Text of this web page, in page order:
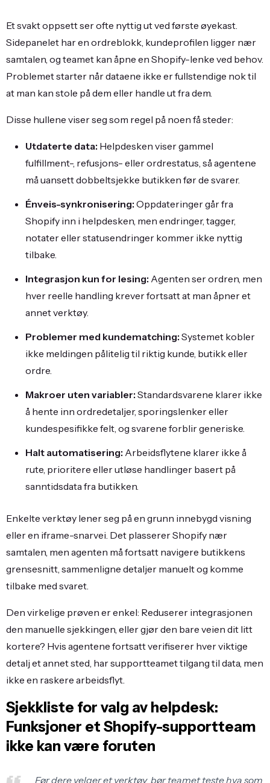
Et svakt oppsett ser ofte nyttig ut ved første øyekast.
Sidepanelet har en ordreblokk, kundeprofilen ligger nær
samtalen, og teamet kan åpne en Shopify-lenke ved behov.
Problemet starter når dataene ikke er fullstendige nok til
at man kan stole på dem eller handle ut fra dem.
Disse hullene viser seg som regel på noen få steder:
Utdaterte data: Helpdesken viser gammel
fulfillment-, refusjons- eller ordrestatus, så agentene
må uansett dobbeltsjekke butikken før de svarer.
Énveis-synkronisering: Oppdateringer går fra
Shopify inn i helpdesken, men endringer, tagger,
notater eller statusendringer kommer ikke nyttig
tilbake.
Integrasjon kun for lesing: Agenten ser ordren, men
hver reelle handling krever fortsatt at man åpner et
annet verktøy.
Problemer med kundematching: Systemet kobler
ikke meldingen pålitelig til riktig kunde, butikk eller
ordre.
Makroer uten variabler: Standardsvarene klarer ikke
å hente inn ordredetaljer, sporingslenker eller
kundespesifikke felt, og svarene forblir generiske.
Halt automatisering: Arbeidsflytene klarer ikke å
rute, prioritere eller utløse handlinger basert på
sanntidsdata fra butikken.
Enkelte verktøy lener seg på en grunn innebygd visning
eller en iframe-snarvei. Det plasserer Shopify nær
samtalen, men agenten må fortsatt navigere butikkens
grensesnitt, sammenligne detaljer manuelt og komme
tilbake med svaret.
Den virkelige prøven er enkel: Reduserer integrasjonen
den manuelle sjekkingen, eller gjør den bare veien dit litt
kortere? Hvis agentene fortsatt verifiserer hver viktige
detalj et annet sted, har supportteamet tilgang til data, men
ikke en raskere arbeidsflyt.
Sjekkliste for valg av helpdesk:
Funksjoner et Shopify-supportteam
ikke kan være foruten
Før dere velger et verktøy, bør teamet teste hva som